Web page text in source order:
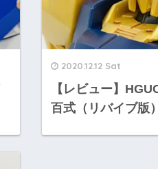
2020.12.12 Sat
【レビュー】
百式（リバイブ版